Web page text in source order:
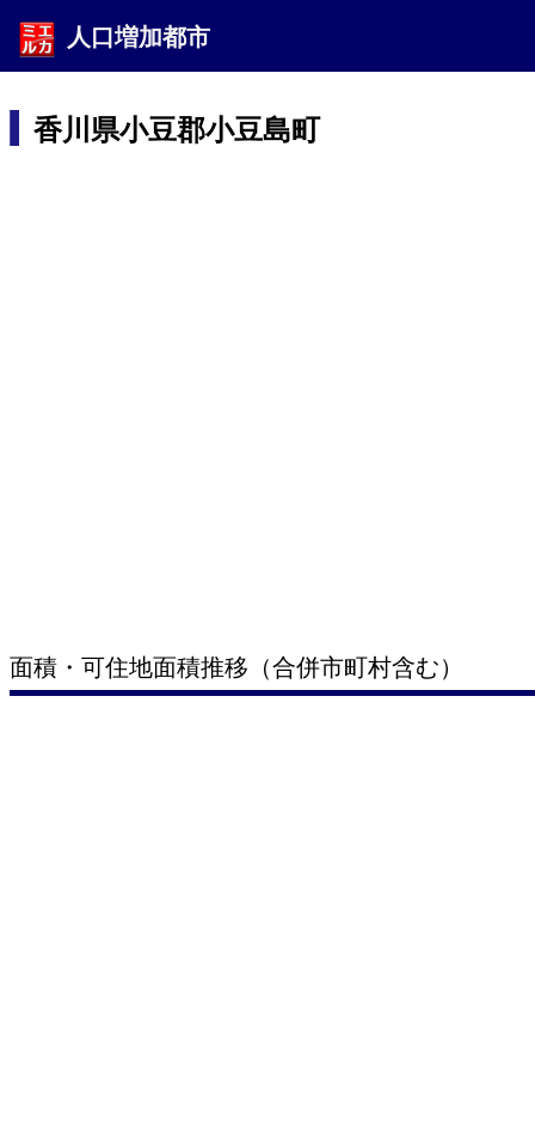
人口増加都市
香川県小豆郡小豆島町
面積・可住地面積推移（合併市町村含む）